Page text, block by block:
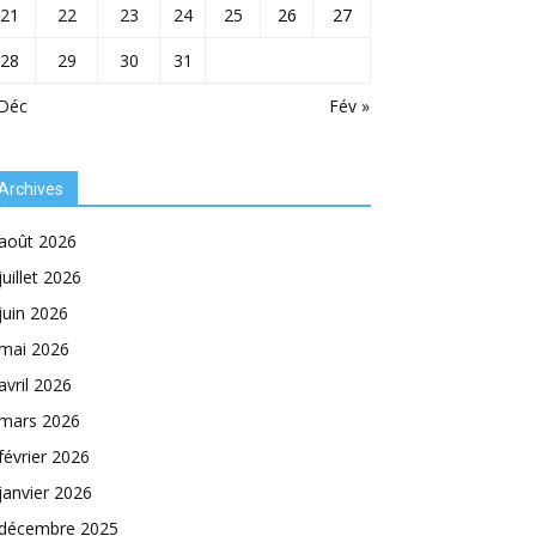
Fév »
21 22 23 24 25 26
27
28
29 30 31
2026
2026
2026
2026
2026
2026
2026
2026
2025